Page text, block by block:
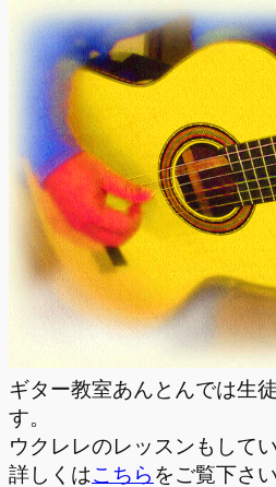
ギター教室あんとんでは生
す。
ウクレレのレッスンもしてい
詳しくはこちら をご覧下さい